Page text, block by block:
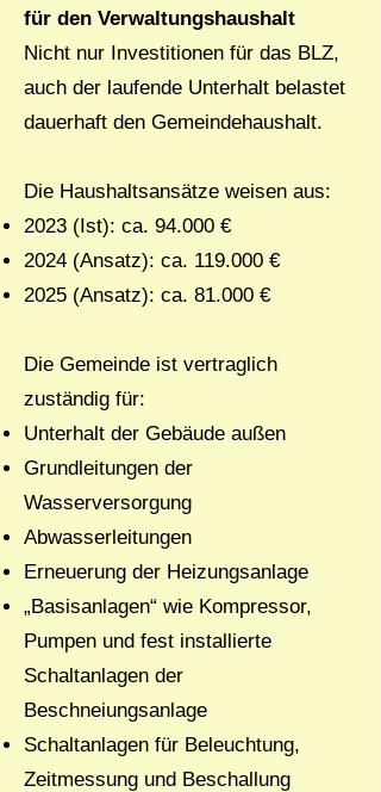
für den Verwaltungshaushalt
Nicht nur Investitionen für das BLZ,
auch der laufende Unterhalt belastet
dauerhaft den Gemeindehaushalt.
Die Haushaltsansätze weisen aus:
2023 (Ist): ca. 94.000 €
2024 (Ansatz): ca. 119.000 €
2025 (Ansatz): ca. 81.000 €
Die Gemeinde ist vertraglich
zuständig für:
Unterhalt der Gebäude außen
Grundleitungen der
Wasserversorgung
Abwasserleitungen
Erneuerung der Heizungsanlage
„Basisanlagen“ wie Kompressor,
Pumpen und fest installierte
Schaltanlagen der
Beschneiungsanlage
Schaltanlagen für Beleuchtung,
Zeitmessung und Beschallung